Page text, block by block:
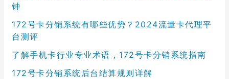
钟
172号卡分销系统有哪些优势？2024流量卡代理平
台测评
了解手机卡行业专业术语，172号卡分销系统指南
172号卡分销系统后台结算规则详解